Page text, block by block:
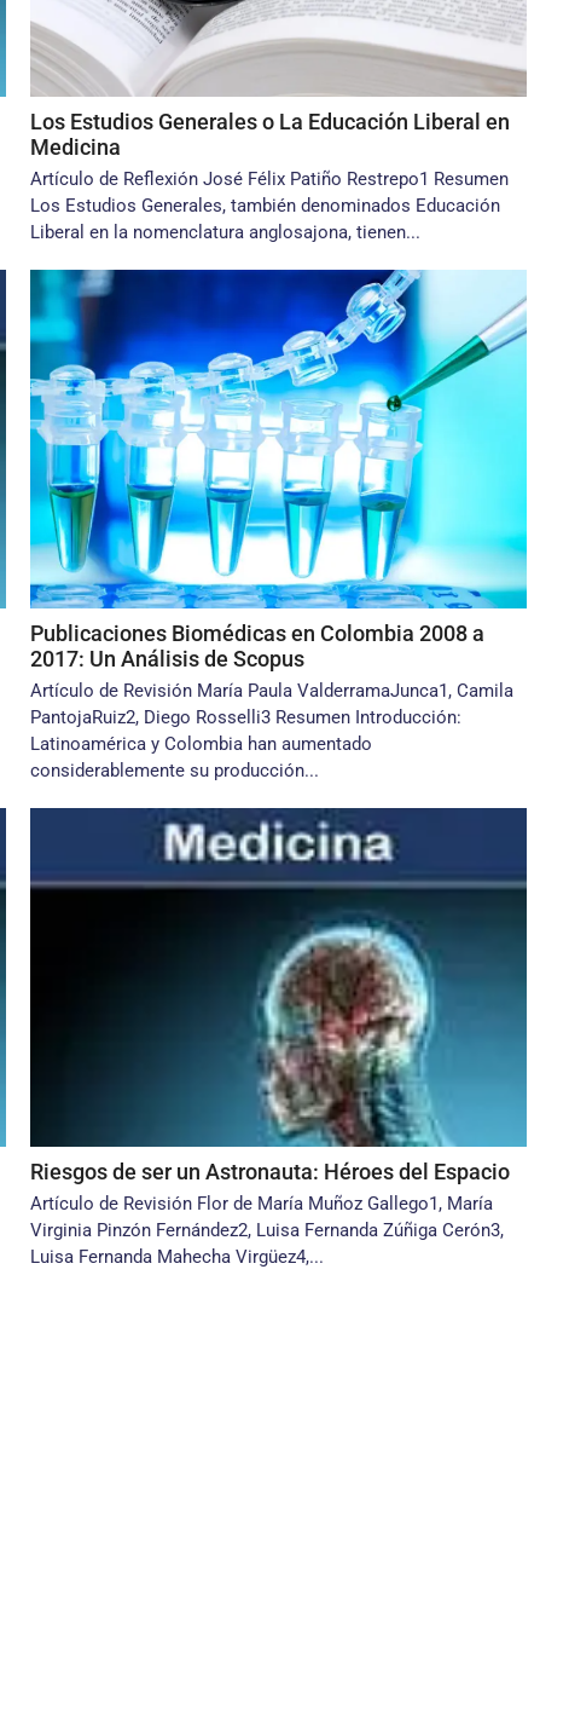
Los Estudios Generales o La Educación Liberal en
Medicina
Artículo de Reflexión José Félix Patiño Restrepo1 Resumen
Los Estudios Generales, también denominados Educación
Liberal en la nomenclatura anglosajona, tienen...
Publicaciones Biomédicas en Colombia 2008 a
2017: Un Análisis de Scopus
Artículo de Revisión María Paula ValderramaJunca1, Camila
PantojaRuiz2, Diego Rosselli3 Resumen Introducción:
Latinoamérica y Colombia han aumentado
considerablemente su producción...
Riesgos de ser un Astronauta: Héroes del Espacio
Artículo de Revisión Flor de María Muñoz Gallego1, María
Virginia Pinzón Fernández2, Luisa Fernanda Zúñiga Cerón3,
Luisa Fernanda Mahecha Virgüez4,...